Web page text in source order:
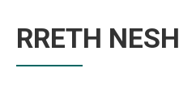
RRETH NESH